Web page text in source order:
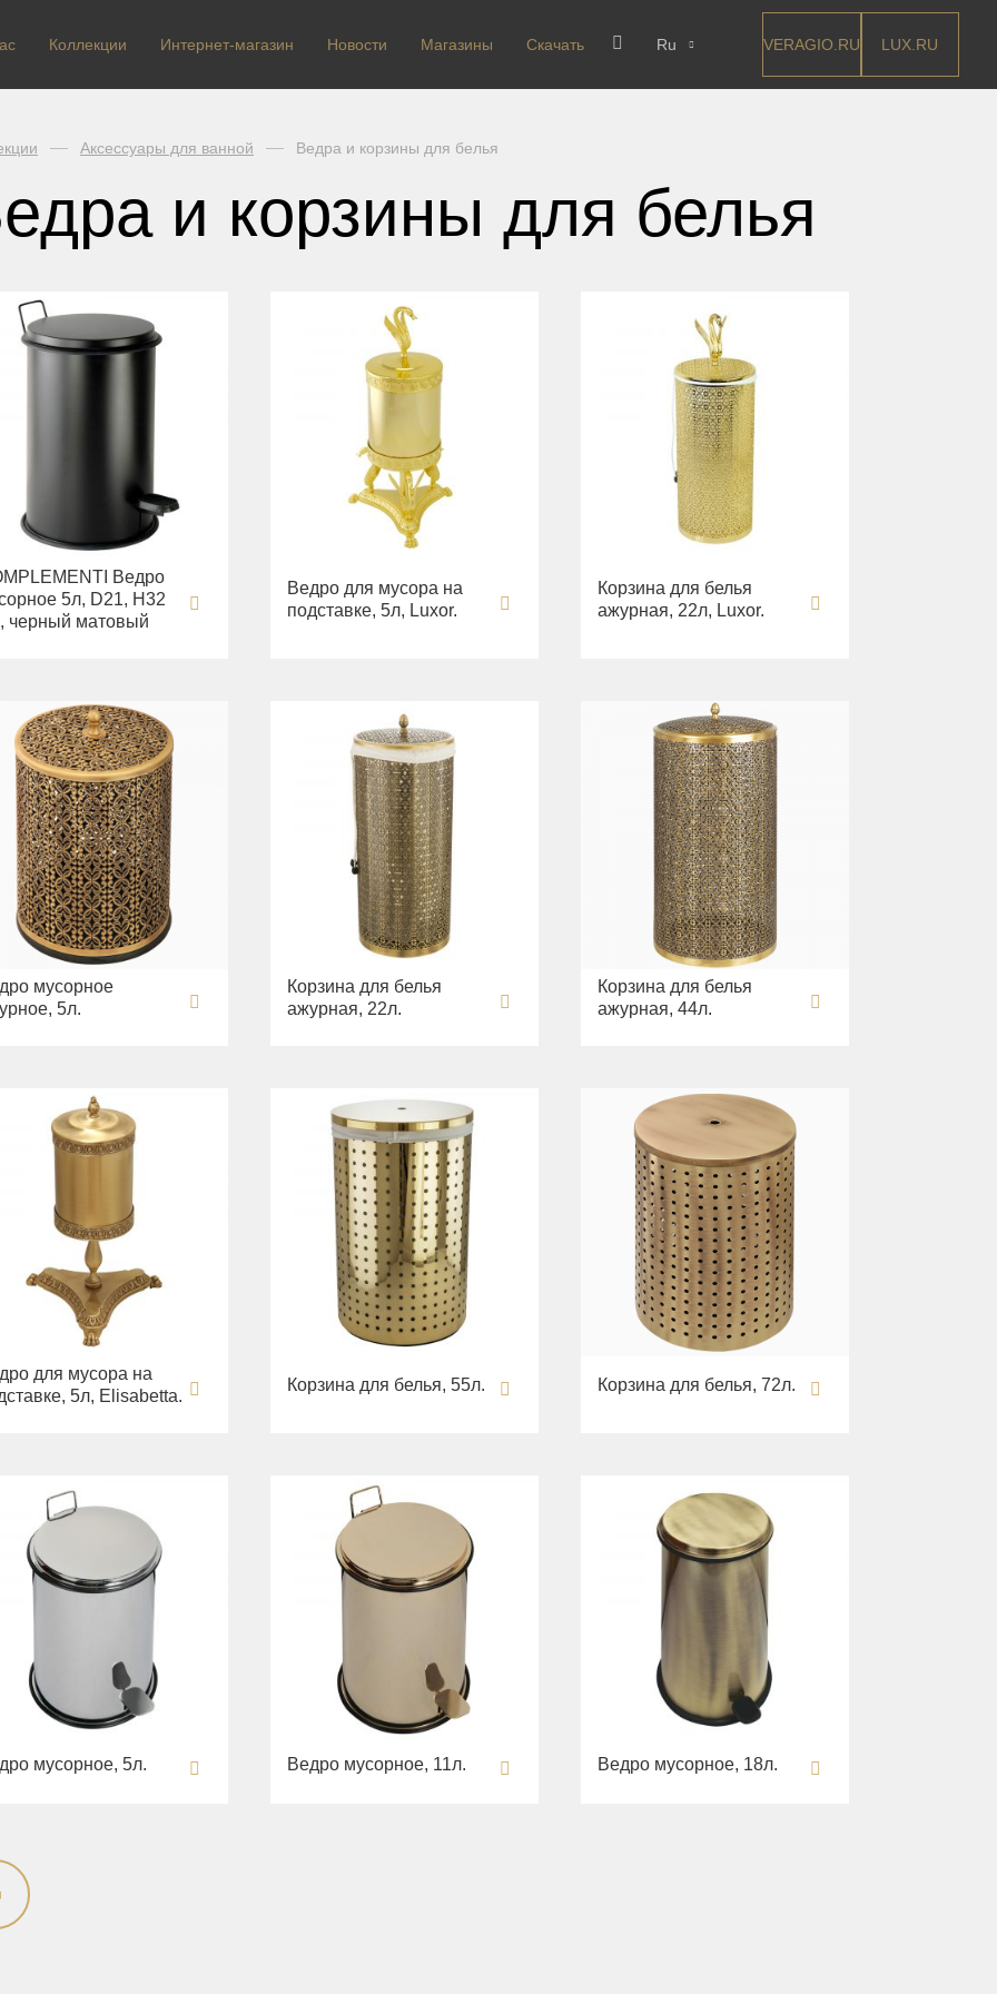
Коллекции Интернет-магазин Новости Магазины Скачать Ru VERAGIO.RU LUX.RU
Аксессуары для ванной Ведра и корзины для белья
и корзины для белья
Ведро
5л, D21, H32
черный матовый
Ведро для мусора на
подставке, 5л, Luxor.
Корзина для белья
ажурная, 22л, Luxor.
мусорное
5л.
Корзина для белья
ажурная, 22л.
Корзина для белья
ажурная, 44л.
для мусора на
5л, Elisabetta.
Корзина для белья, 55л. Корзина для белья, 72л.
мусорное, 5л. Ведро мусорное, 11л. Ведро мусорное, 18л.